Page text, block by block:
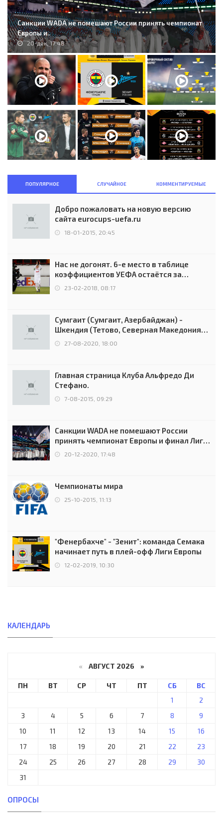
Санкции WADA не помешают России принять чемпионат
Европы и..
20-дек, 17:48
ПОПУЛЯРНОЕ СЛУЧАЙНОЕ КОММЕНТИРУЕМЫЕ
Добро пожаловать на новую версию
сайта eurocups-uefa.ru
18-01-2015, 20:45
Нас не догонят. 6-е место в таблице
коэффициентов УЕФА остаётся за
Россией
23-02-2018, 08:17
Сумгаит (Сумгаит, Азербайджан) -
Шкендия (Тетово, Северная Македония) -
0:2 (0:0)
27-08-2020, 18:00
Главная страница Клуба Альфредо Ди
Стефано.
7-08-2015, 09:29
Санкции WADA не помешают России
принять чемпионат Европы и финал Лиги
чемпионов.
20-12-2020, 17:48
Чемпионаты мира
25-10-2015, 11:13
"Фенербахче" - "Зенит": команда Семака
начинает путь в плей-офф Лиги Европы
12-02-2019, 10:30
КАЛЕНДАРЬ
« АВГУСТ 2026 »
ПН ВТ СР ЧТ ПТ СБ
ВС
1
2
3
4 5 6 7 8
9
10
11 12 13 14 15
16
17
18 19 20 21 22
23
24
25 26 27 28 29
30
31
ОПРОСЫ